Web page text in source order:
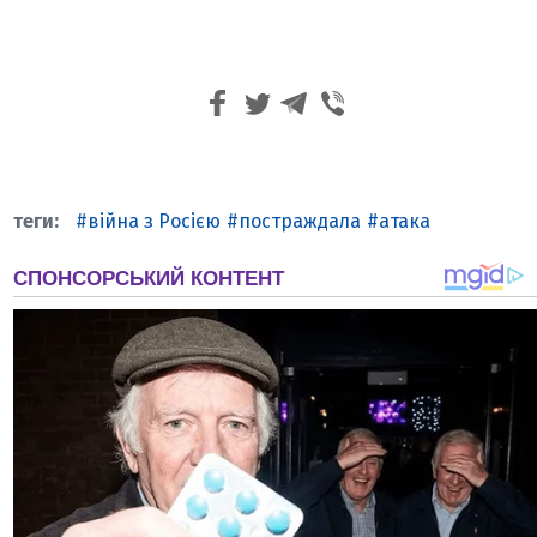
війна з Росією постраждала атака